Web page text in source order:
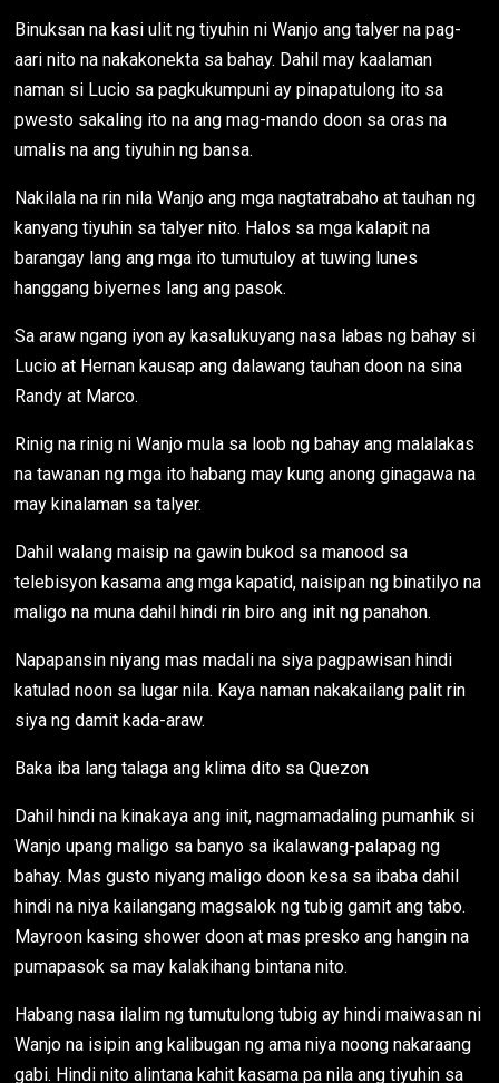
Binuksan na kasi ulit ng tiyuhin ni Wanjo ang talyer na pag-
aari nito na nakakonekta sa bahay. Dahil may kaalaman
naman si Lucio sa pagkukumpuni ay pinapatulong ito sa
pwesto sakaling ito na ang mag-mando doon sa oras na
umalis na ang tiyuhin ng bansa.
Nakilala na rin nila Wanjo ang mga nagtatrabaho at tauhan ng
kanyang tiyuhin sa talyer nito. Halos sa mga kalapit na
barangay lang ang mga ito tumutuloy at tuwing lunes
hanggang biyernes lang ang pasok.
Sa araw ngang iyon ay kasalukuyang nasa labas ng bahay si
Lucio at Hernan kausap ang dalawang tauhan doon na sina
Randy at Marco.
Rinig na rinig ni Wanjo mula sa loob ng bahay ang malalakas
na tawanan ng mga ito habang may kung anong ginagawa na
may kinalaman sa talyer.
Dahil walang maisip na gawin bukod sa manood sa
telebisyon kasama ang mga kapatid, naisipan ng binatilyo na
maligo na muna dahil hindi rin biro ang init ng panahon.
Napapansin niyang mas madali na siya pagpawisan hindi
katulad noon sa lugar nila. Kaya naman nakakailang palit rin
siya ng damit kada-araw.
Baka iba lang talaga ang klima dito sa Quezon
Dahil hindi na kinakaya ang init, nagmamadaling pumanhik si
Wanjo upang maligo sa banyo sa ikalawang-palapag ng
bahay. Mas gusto niyang maligo doon kesa sa ibaba dahil
hindi na niya kailangang magsalok ng tubig gamit ang tabo.
Mayroon kasing shower doon at mas presko ang hangin na
pumapasok sa may kalakihang bintana nito.
Habang nasa ilalim ng tumutulong tubig ay hindi maiwasan ni
Wanjo na isipin ang kalibugan ng ama niya noong nakaraang
gabi. Hindi nito alintana kahit kasama pa nila ang tiyuhin sa